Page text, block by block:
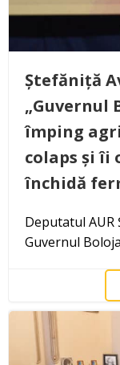
Ștefăniță
„Guvernul
împing
colaps și îi
închidă
Deputatul AUR
Guvernul